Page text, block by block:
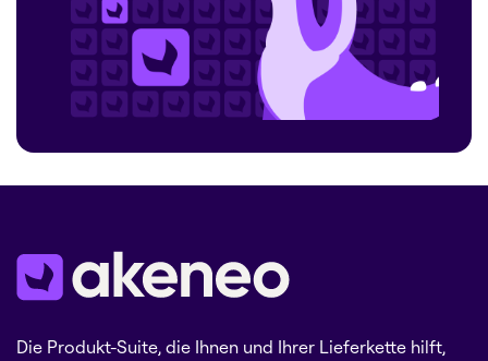
Die Produkt-Suite, die Ihnen und Ihrer Lieferkette hilft,